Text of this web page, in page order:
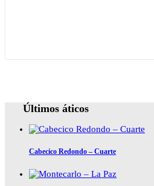
Últimos áticos
Cabecico Redondo – Cuarte